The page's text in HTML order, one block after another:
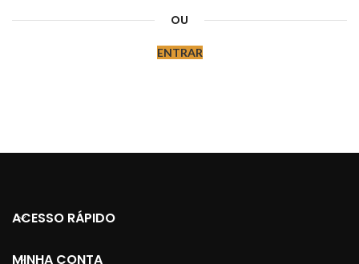
OU
ENTRAR
ACESSO RÁPIDO
MINHA CONTA